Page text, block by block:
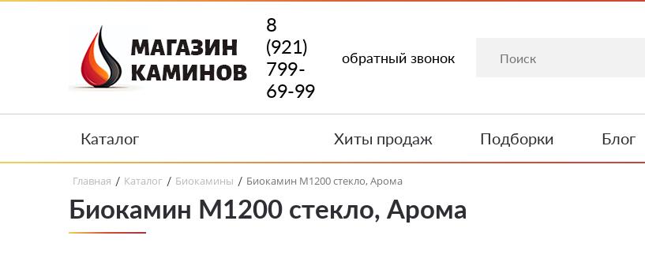
8
(921)
799-
69-99
обратный звонок
Каталог Хиты продаж Подборки Блог
Главная / Каталог / Биокамины / Биокамин M1200 стекло, Арома
Биокамин M1200 стекло, Арома